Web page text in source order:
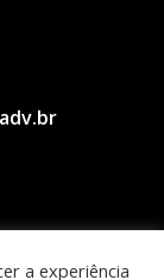
a experiência